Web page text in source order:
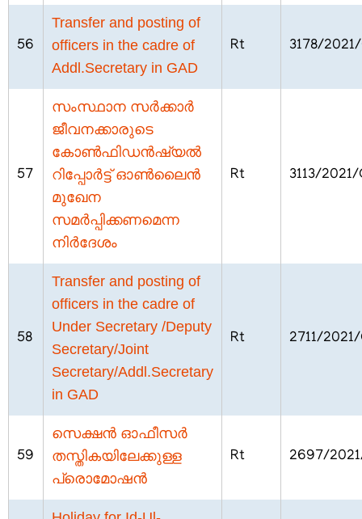
ഞങ്ങളേക്കുറിച്ച്
ഞങ്ങളേക്കുറിച്ച്
കാര്യനിർവഹണചട്ടങ്ങൾ
ഓർഡർ
ഓഫ്
പ്രെസിഡൻസ്
പ്രധാന
വ്യക്തികള്‍
സംഘടനാ
വിഭാഗങ്ങൾ
സ്വതന്ത്ര
സൈനിക്
സമ്മാന്‍
യോജന
കേരള
സ്വാതന്ത്ര്യ
സമരസേനാനി
പെന്‍ഷന്‍
പദ്ധതി
56
Transfer and posting of
officers in the cadre of
Addl.Secretary in GAD
Rt 3178/
57
സംസ്ഥാന സർക്കാർ
ജീവനക്കാരുടെ
കോൺഫിഡൻഷ്യൽ
റിപ്പോർട്ട് ഓൺലൈൻ
മുഖേന
സമർപ്പിക്കണമെന്ന
നിർദേശം
Rt 3113/
58
Transfer and posting of
officers in the cadre of
Under Secretary /Deputy
Secretary/Joint
Secretary/Addl.Secretary
in GAD
Rt 2711/
59
സെക്ഷൻ ഓഫീസർ
തസ്തികയിലേക്കുള്ള
പ്രൊമോഷൻ
Rt 2697/